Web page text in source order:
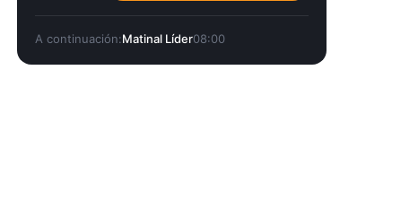
A continuación:Matinal Líder08:00